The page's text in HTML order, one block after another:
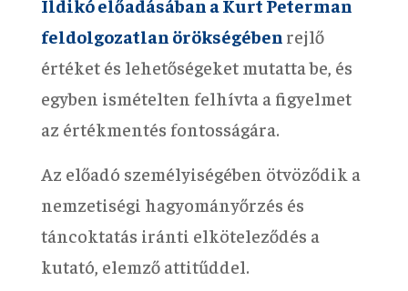
Ildikó előadásában a Kurt Peterman
feldolgozatlan örökségében rejlő
értéket és lehetőségeket mutatta be, és
egyben ismételten felhívta a figyelmet
az értékmentés fontosságára.
Az előadó személyiségében ötvöződik a
nemzetiségi hagyományőrzés és
táncoktatás iránti elköteleződés a
kutató, elemző attitűddel.